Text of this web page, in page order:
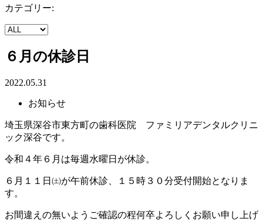
カテゴリー:
６月の休診日
2022.05.31
お知らせ
埼玉県深谷市東方町の歯科医院 ファミリアデンタルクリニ
ック深谷です。
令和４年６月は毎週水曜日が休診。
６月１１日㈯が午前休診、１５時３０分受付開始となりま
す。
お間違えの無いようご確認の程何卒よろしくお願い申し上げ